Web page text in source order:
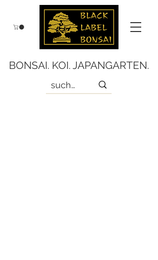
BONSAI. KOI. JAPANGARTEN.